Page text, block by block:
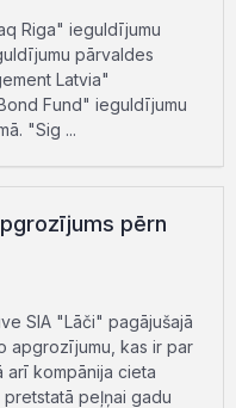
Riga" ieguldījumu
pārvaldes
Latvia"
Fund" ieguldījumu
"Sig ...
pērn
SIA "Lāči" pagājušajā
apgrozījumu, kas ir par
arī kompānija cieta
peļņai gadu